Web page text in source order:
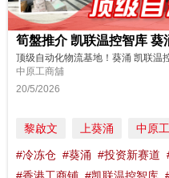
筍盤推介 凯联温控智库 葵
中原工商舖
20/5/2026
黎啟文 上葵涌 中原
#冷冻仓 #葵涌 #投资新赛道
#香港工商铺 #凯联温控智库